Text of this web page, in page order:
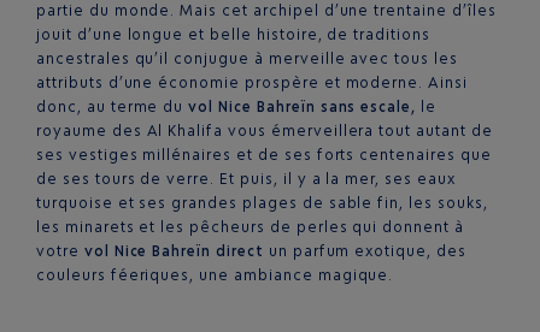
partie du monde. Mais cet archipel d’une trentaine d’îles
jouit d’une longue et belle histoire, de traditions
ancestrales qu’il conjugue à merveille avec tous les
attributs d’une économie prospère et moderne. Ainsi
donc, au terme duvol Nice Bahreïn sans escale, le
royaume des Al Khalifa vous émerveillera tout autant de
ses vestiges millénaires et de ses forts centenaires que
de ses tours de verre. Et puis, il y a la mer, ses eaux
turquoise et ses grandes plages de sable fin, les souks,
les minarets et les pêcheurs de perles qui donnent à
votre vol Nice Bahreïn direct un parfum exotique, des
couleurs féeriques, une ambiance magique.